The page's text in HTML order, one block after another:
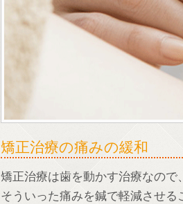
矯正治療の痛みの緩和
矯正治療は歯を動かす治療なので
そういった痛みを鍼で軽減させる